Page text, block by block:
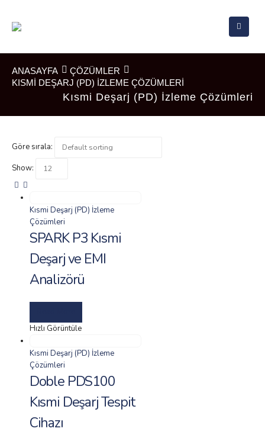
ANASAYFA
ÇÖZÜMLER
KISMI DEŞARJ (PD) İZLEME ÇÖZÜMLERI
Kısmi Deşarj (PD) İzleme Çözümleri
Göre sırala:
Show:
Kısmi Deşarj (PD) İzleme
Çözümleri
SPARK P3 Kısmi
Deşarj ve EMI
Analizörü
Hızlı Görüntüle
Kısmi Deşarj (PD) İzleme
Çözümleri
Doble PDS100
Kısmi Deşarj Tespit
Cihazı